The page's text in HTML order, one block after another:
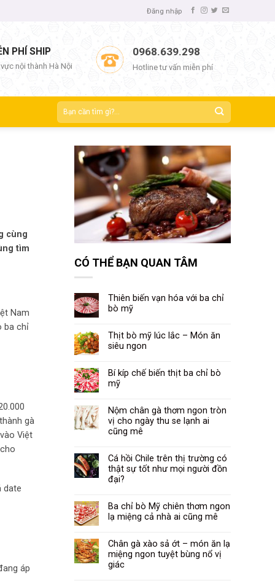
Đăng nhập
PHÍ SHIP
nội thành Hà Nội
0968.639.298
Hotline tư vấn miễn phí
cùng
tìm
Nam
ba chỉ
gà
Việt
date
áp
CÓ THỂ BẠN QUAN TÂM
Thiên biến vạn hóa với ba chỉ
bò mỹ
Thịt bò mỹ lúc lắc – Món ăn
siêu ngon
Bí kíp chế biến thịt ba chỉ bò
mỹ
Nộm chân gà thơm ngon tròn
vị cho ngày thu se lạnh ai
cũng mê
Cá hồi Chile trên thị trường có
thật sự tốt như mọi người đồn
đại?
Ba chỉ bò Mỹ chiên thơm ngon
lạ miệng cả nhà ai cũng mê
Chân gà xào sả ớt – món ăn lạ
miệng ngon tuyệt bùng nổ vị
giác